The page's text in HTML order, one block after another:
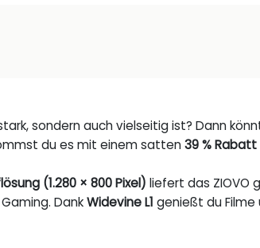
sondern auch vielseitig ist? Dann
du es mit einem satten39 % Rabatt
(1.280 × 800 Pixel) liefert das ZIOVO
DankWidevine L1 genießt du Filme